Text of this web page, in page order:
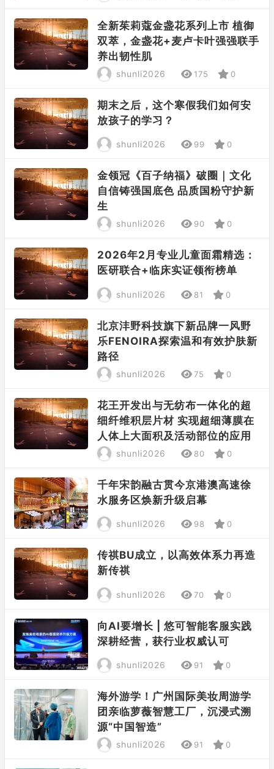
全新茱莉蔻金盏花系列上市 植御
双萃，金盏花+麦卢卡叶强强联手
养出韧性肌
shunli2026 175 0
期末之后，这个寒假我们如何安
放孩子的学习？
shunli2026 99 0
金领冠《百子纳福》破圈｜文化
自信铸强国底色 品质国粉守护新
生
shunli2026 90 0
2026年2月专业儿童面霜精选：
医研联合+临床实证领衔榜单
shunli2026 81 0
北京沣野科技旗下新品牌一风野
乐FENOIRA探索温和有效护肤新
路径
shunli2026 75 0
花王开发出与无纺布一体化的超
细纤维积层片材 实现超细薄膜在
人体上大面积及活动部位的应用
shunli2026 80 0
千年宋韵融古贯今京港澳高速徐
水服务区焕新升级启幕
shunli2026 98 0
传祺BU成立，以高效体系力再造
新传祺
shunli2026 70 0
向AI要增长 | 悠可智能客服实践
深耕经营，获行业权威认可
shunli2026 91 0
海外游学！广州国际美妆周游学
团亲临萝薇智慧工厂，沉浸式溯
源“中国智造”
shunli2026 91 0